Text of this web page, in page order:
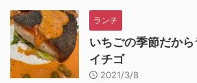
ランチ
いちごの季節だか
イチゴ
2021/3/8